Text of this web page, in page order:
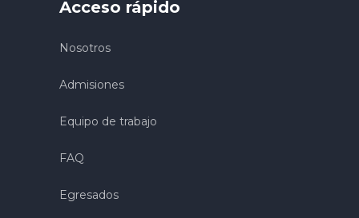
Acceso rápido
Nosotros
Admisiones
Equipo de trabajo
FAQ
Egresados